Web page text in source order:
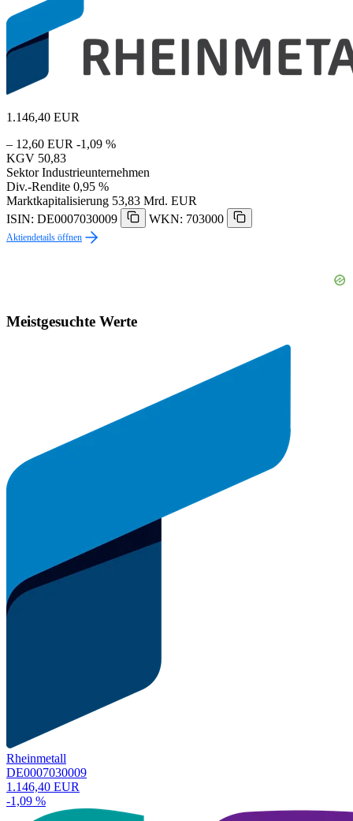
1.146,40 EUR
– 12,60 EUR -1,09 %
KGV 50,83
Sektor Industrieunternehmen
Div.-Rendite 0,95 %
Marktkapitalisierung 53,83 Mrd. EUR
ISIN: DE0007030009
WKN: 703000
Aktiendetails öffnen
Meistgesuchte Werte
Rheinmetall
DE0007030009
1.146,40 EUR
-1,09 %